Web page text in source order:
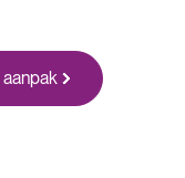
aanpak